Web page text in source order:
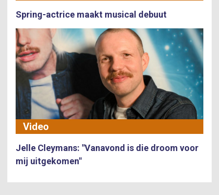
Spring-actrice maakt musical debuut
Video
Jelle Cleymans: "Vanavond is die droom voor
mij uitgekomen"